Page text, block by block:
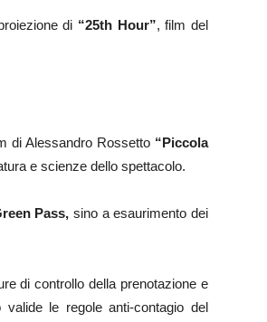
di “25th Hour”, film del
di Alessandro Rossetto “Piccola
e scienze dello spettacolo.
Pass,sino a esaurimento dei
di controllo della prenotazione e
le regole anti-contagio del